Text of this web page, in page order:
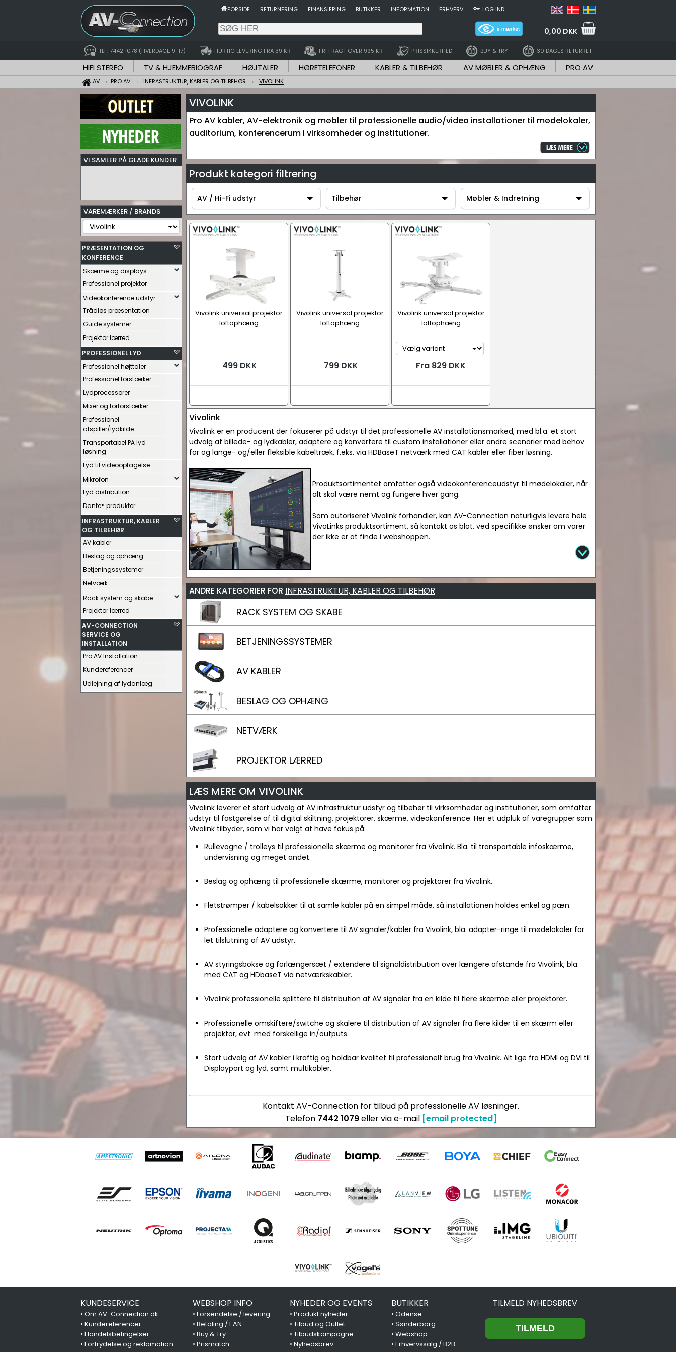
FORSIDE RETURNERING FINANSIERING BUTIKKER INFORMATION ERHVERV LOG IND
0,00 DKK
TLF. 7442 1078 (HVERDAGE 9-17) HURTIG LEVERING FRA 39 KR FRI FRAGT OVER 995 KR PRISSIKKERHED BUY & TRY 30 DAGES RETURRET
HIFI STEREO TV & HJEMMEBIOGRAF HØJTALER HØRETELEFONER KABLER & TILBEHØR AV MØBLER & OPHÆNG PRO AV
AV PRO AV INFRASTRUKTUR, KABLER OG TILBEHØR VIVOLINK
VI SAMLER PÅ GLADE KUNDER
VAREMÆRKER / BRANDS
PRÆSENTATION OG
KONFERENCE
Skærme og displays
Professionel projektor
Videokonference udstyr
Trådløs præsentation
Guide systemer
Projektor lærred
PROFESSIONEL LYD
Professionel højttaler
Professionel forstærker
Lydprocessorer
Mixer og forforstærker
Professionel
afspiller/lydkilde
Transportabel PA lyd
løsning
Lyd til videooptagelse
Mikrofon
Lyd distribution
Dante® produkter
INFRASTRUKTUR, KABLER
OG TILBEHØR
AV kabler
Beslag og ophæng
Betjeningssystemer
Netværk
Rack system og skabe
Projektor lærred
AV-CONNECTION
SERVICE OG
INSTALLATION
Pro AV Installation
Kundereferencer
Udlejning af lydanlæg
VIVOLINK
Pro AV kabler, AV-elektronik og møbler til professionelle audio/video installationer til mødelokaler,
auditorium, konferencerum i virksomheder og institutioner.
Produkt kategori filtrering
AV / Hi-Fi udstyr
AV / Hi-Fi udstyr
Tilbehør
Tilbehør
Møbler & Indretning
Møbler & Indretning
Vivolink universal projektor
loftophæng
499 DKK
Vivolink universal projektor
loftophæng
799 DKK
Vivolink universal projektor
loftophæng
Fra 829 DKK
Vivolink
Vivolink er en producent der fokuserer på udstyr til det professionelle AV installationsmarked, med bl.a. et stort
udvalg af billede- og lydkabler, adaptere og konvertere til custom installationer eller andre scenarier med behov
for og lange- og/eller fleksible kabeltræk, f.eks. via HDBaseT netværk med CAT kabler eller fiber løsning.
Produktsortimentet omfatter også videokonferenceudstyr til mødelokaler, når
alt skal være nemt og fungere hver gang.
Som autoriseret Vivolink forhandler, kan AV-Connection naturligvis levere hele
VivoLinks produktsortiment, så kontakt os blot, ved specifikke ønsker om varer
der ikke er at finde i webshoppen.
ANDRE KATEGORIER FOR INFRASTRUKTUR, KABLER OG TILBEHØR
RACK SYSTEM OG SKABE
BETJENINGSSYSTEMER
AV KABLER
BESLAG OG OPHÆNG
NETVÆRK
PROJEKTOR LÆRRED
LÆS MERE OM VIVOLINK
Vivolink leverer et stort udvalg af AV infrastruktur udstyr og tilbehør til virksomheder og institutioner, som omfatter
udstyr til fastgørelse af til digital skiltning, projektorer, skærme, videokonference. Her et udpluk af varegrupper som
Vivolink tilbyder, som vi har valgt at have fokus på:
Rullevogne / trolleys til professionelle skærme og monitorer fra Vivolink. Bla. til transportable infoskærme,
undervisning og meget andet.
Beslag og ophæng til professionelle skærme, monitorer og projektorer fra Vivolink.
Fletstrømper / kabelsokker til at samle kabler på en simpel måde, så installationen holdes enkel og pæn.
Professionelle adaptere og konvertere til AV signaler/kabler fra Vivolink, bla. adapter-ringe til mødelokaler for
let tilslutning af AV udstyr.
AV styringsbokse og forlængersæt / extendere til signaldistribution over længere afstande fra Vivolink, bla.
med CAT og HDbaseT via netværkskabler.
Vivolink professionelle splittere til distribution af AV signaler fra en kilde til flere skærme eller projektorer.
Professionelle omskiftere/switche og skalere til distribution af AV signaler fra flere kilder til en skærm eller
projektor, evt. med forskellige in/outputs.
Stort udvalg af AV kabler i kraftig og holdbar kvalitet til professionelt brug fra Vivolink. Alt lige fra HDMI og DVI til
Displayport og lyd, samt multikabler.
Kontakt AV-Connection for tilbud på professionelle AV løsninger.
Telefon 7442 1079eller via e-mail [email protected]
KUNDESERVICE
• Om AV-Connection.dk
• Kundereferencer
• Handelsbetingelser
• Fortrydelse og reklamation
WEBSHOP INFO
• Forsendelse / levering
• Betaling / EAN
• Buy & Try
• Prismatch
NYHEDER OG EVENTS
• Produkt nyheder
• Tilbud og Outlet
• Tilbudskampagne
• Nyhedsbrev
BUTIKKER
•Odense
•Sønderborg
•Webshop
•Erhvervssalg / B2B
TILMELD NYHEDSBREV